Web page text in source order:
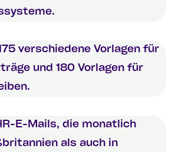
verschiedene Vorlagen für
und 180 Vorlagen für
E-Mails, die monatlich
als auch in